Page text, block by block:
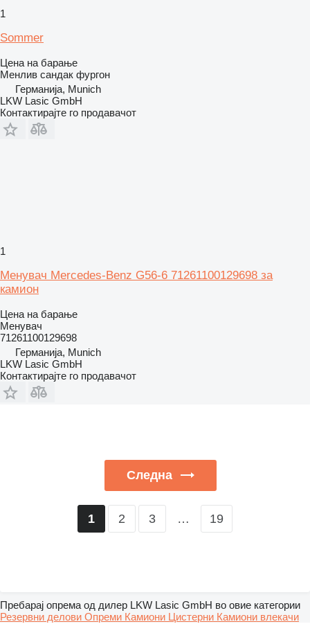
1
Sommer
Цена на барање
Менлив сандак фургон
Германија, Munich
LKW Lasic GmbH
Контактирајте го продавачот
1
Менувач Mercedes-Benz G56-6 71261100129698 за
камион
Цена на барање
Менувач
71261100129698
Германија, Munich
LKW Lasic GmbH
Контактирајте го продавачот
Следна
1 2 3 … 19
Пребарај опрема од дилер LKW Lasic GmbH во овие категории
Резервни делови Опреми Камиони Цистерни Камиони влекачи